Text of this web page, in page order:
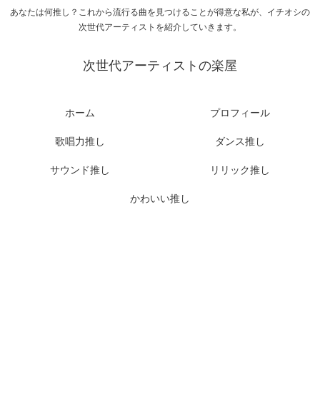
あなたは何推し？これから流行る曲を見つけることが得意な私が、イチオシの
次世代アーティストを紹介していきます。
次世代アーティストの楽屋
ホーム プロフィール
歌唱力推し ダンス推し
サウンド推し リリック推し
かわいい推し